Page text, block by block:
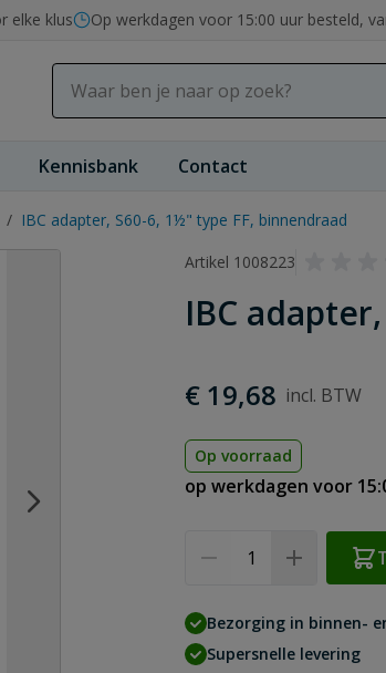
elke klus Op werkdagen voor 15:00 uur besteld,
Kennisbank Contact
/ IBC adapter, S60-6, 1½" type FF, binnendraad
Artikel 1008223
IBC
€ 19,68
Op voorraad
op werkdagen voor
Bezorging in binnen-
Supersnelle levering